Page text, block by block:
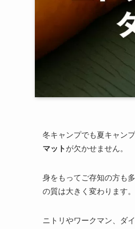
冬キャンプでも夏キャン
マット が欠かせません。
身をもってご存知の方も
の質は大きく変わります。
ニトリやワークマン、ダ